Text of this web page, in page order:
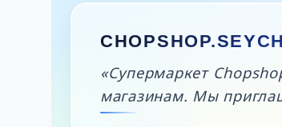
«Супермаркет
магазинам. Мы